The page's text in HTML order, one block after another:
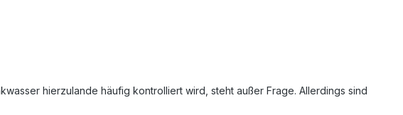
hierzulande häufig kontrolliert wird, steht außer Frage. Allerdings sind